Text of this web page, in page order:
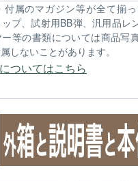
付属のマガジン等が全て揃
プ、試射用BB弾、汎用品レ
等の書類については商品写
しないことがあります。
ついてはこちら